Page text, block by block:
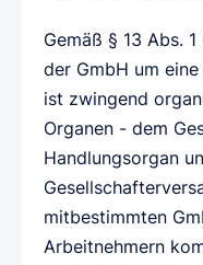
Gemäß § 13 Abs.
der GmbH um
ist zwingend
Organen - dem
Handlungsorgan
mitbestimmten
Arbeitnehmern